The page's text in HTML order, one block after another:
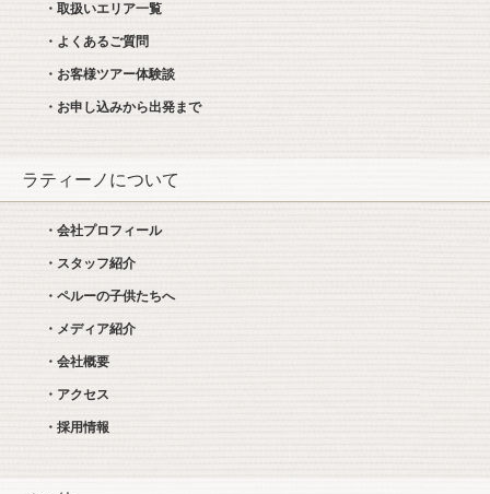
・取扱いエリア一覧
・よくあるご質問
・お客様ツアー体験談
・お申し込みから出発まで
ラティーノについて
・会社プロフィール
・スタッフ紹介
・ペルーの子供たちへ
・メディア紹介
・会社概要
・アクセス
・採用情報